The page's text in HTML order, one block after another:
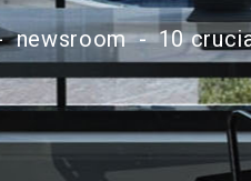
newsroom - 10